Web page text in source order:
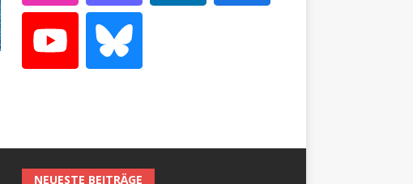
NEUESTE BEITRÄGE